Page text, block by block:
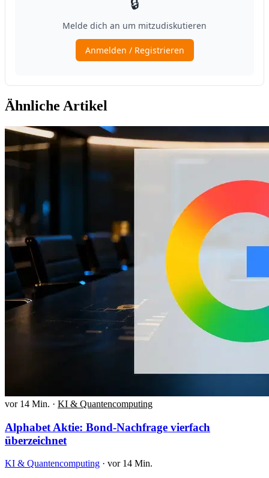
Ähnliche Artikel
vor 14 Min. · KI & Quantencomputing
Alphabet Aktie: Bond-Nachfrage vierfach
überzeichnet
KI & Quantencomputing · vor 14 Min.